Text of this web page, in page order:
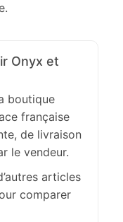
Onyx et
boutique
française
de livraison
le vendeur.
articles
comparer